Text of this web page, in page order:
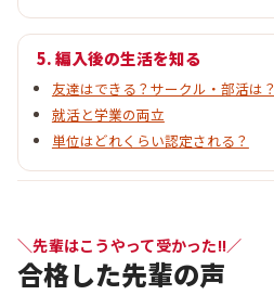
5. 編入後の生活を知る
友達はできる？サークル・部活は？
就活と学業の両立
単位はどれくらい認定される？
＼先輩はこうやって受かった!!／
合格した先輩の声